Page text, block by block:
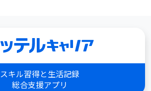
スキル習得と生活記録
総合支援アプリ